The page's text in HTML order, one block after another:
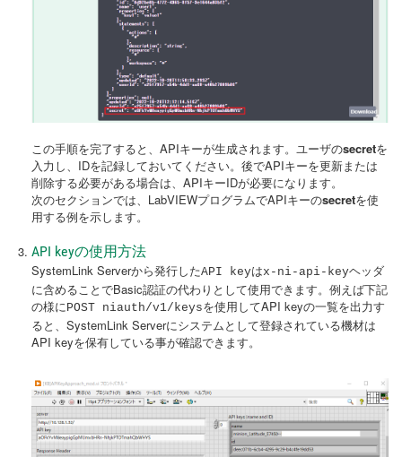
この手順を完了すると、APIキーが生成されます。ユーザのsecretを
入力し、IDを記録しておいてください。後でAPIキーを更新または
削除する必要がある場合は、APIキーIDが必要になります。
次のセクションでは、LabVIEWプログラムでAPIキーのsecretを使
用する例を示します。
API keyの使用方法
SystemLink Serverから発行したAPI keyはx-ni-api-keyヘッダ
に含めることでBasic認証の代わりとして使用できます。例えば下記
の様に POST niauth/v1/keysを使用してAPI keyの一覧を出力す
ると、SystemLink Serverにシステムとして登録されている機材は
API keyを保有している事が確認できます。